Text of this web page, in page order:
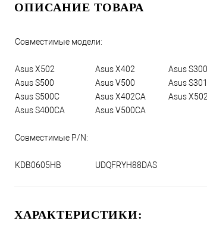
ОПИСАНИЕ ТОВАРА
Совместимые модели:
Asus X502 Asus X402
Asus
Asus S500
Asus V500
Asus S301
Asus S500C
Asus X402CA
Asus
Asus S400CA
Asus V500CA
Совместимые P/N:
KDB0605HB UDQFRYH88DAS
ХАРАКТЕРИСТИКИ: